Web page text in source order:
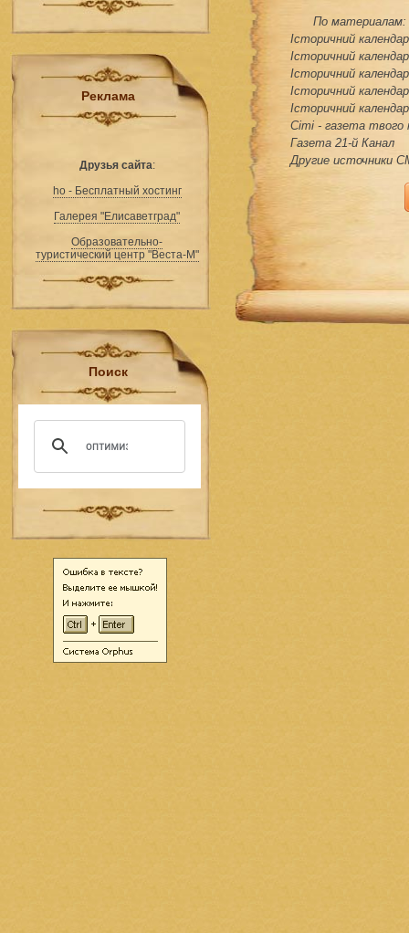
Реклама
Друзья сайта:
ho - Бесплатный хостинг
Галерея "Елисаветград"
Образовательно-
туристический центр "Веста-М"
Поиск
По материалам:
Історичний
Історичний
Історичний
Історичний
Історичний
Сіті - газета твого
Газета 21-й Канал
Другие источники